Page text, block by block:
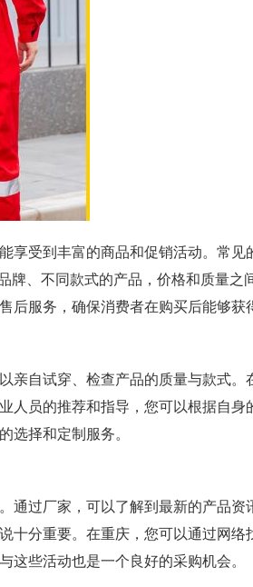
享受到丰富的商品和促销活动。常见
牌、不同款式的产品，价格和质量之
服务，确保消费者在购买后能够获
亲自试穿、检查产品的质量与款式。
人员的推荐和指导，您可以根据自身
选择和定制服务。
过厂家，可以了解到最新的产品资
十分重要。在重庆，您可以通过网络
这些活动也是一个良好的采购机会。